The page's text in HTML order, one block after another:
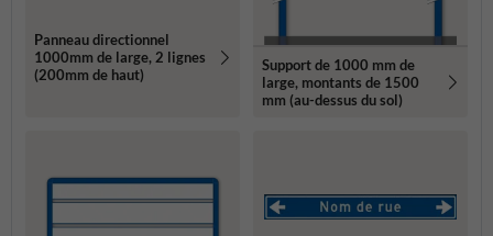
Panneau directionnel
1000mm de large, 2 lignes
(200mm de haut)
Support de 1000 mm de
large, montants de 1500
mm (au-dessus du sol)